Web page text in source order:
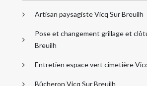
Artisan paysagiste Vicq Sur Breuilh
Pose et changement grillage et
Breuilh
Entretien espace vert cimetière
Bûcheron Vicq Sur Breuilh